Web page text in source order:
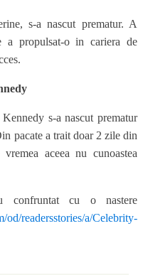
s-a nascut prematur. A
a propulsat-o in cariera de
s-a nascut prematur
pacate a trait doar 2 zile din
aceea nu cunoastea
confruntat cu o nastere
od/readersstories/a/Celebrity-